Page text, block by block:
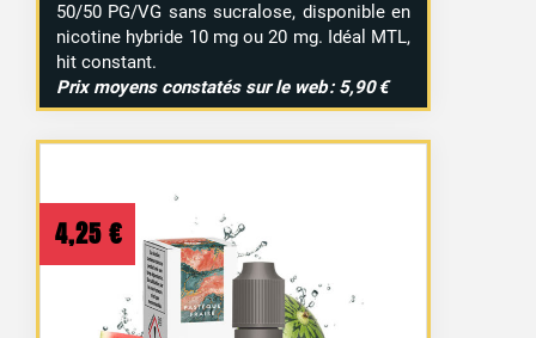
50/50 PG/VG sans sucralose, disponible en
nicotine hybride 10 mg ou 20 mg. Idéal MTL,
hit constant.
Prix moyens constatés sur le web : 5,90 €
4,25 €